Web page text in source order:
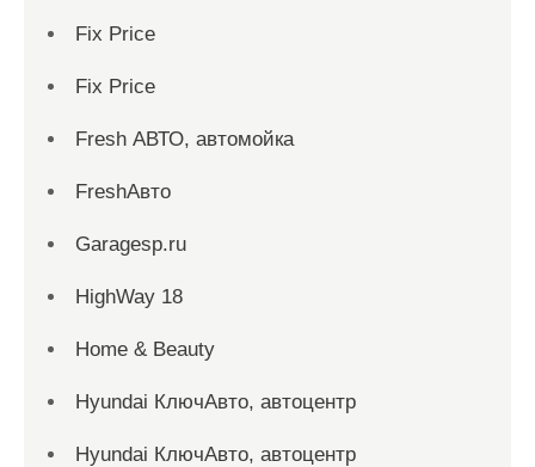
Fix Price
Fix Price
Fresh АВТО, автомойка
FreshАвто
Garagesp.ru
HighWay 18
Home & Beauty
Hyundai КлючАвто, автоцентр
Hyundai КлючАвто, автоцентр